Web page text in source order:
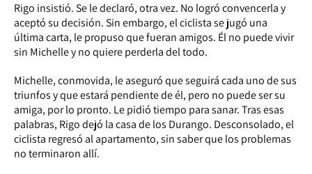
Rigo insistió. Se le declaró, otra vez. No logró convencerla y
aceptó su decisión. Sin embargo, el ciclista se jugó una
última carta, le propuso que fueran amigos. Él no puede vivir
sin Michelle y no quiere perderla del todo.
Michelle, conmovida, le aseguró que seguirá cada uno de sus
triunfos y que estará pendiente de él, pero no puede ser su
amiga, por lo pronto. Le pidió tiempo para sanar. Tras esas
palabras, Rigo dejó la casa de los Durango. Desconsolado, el
ciclista regresó al apartamento, sin saber que los problemas
no terminaron allí.